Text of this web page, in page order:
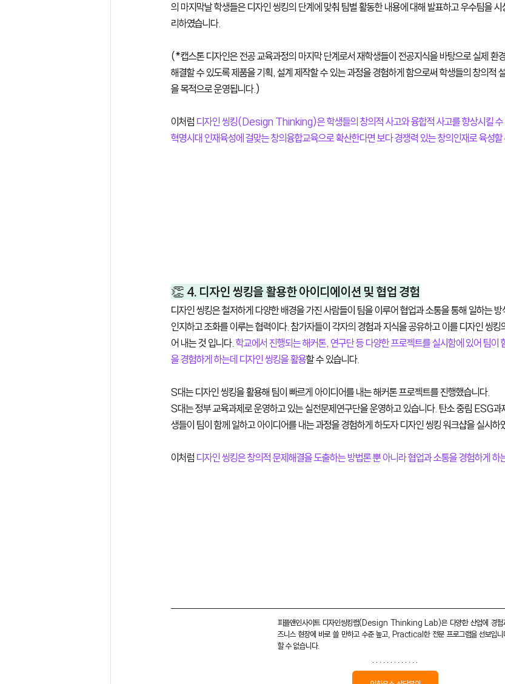
의 마지막날 학생들은 디자인 씽킹의 단계에 맞춰 팀별 활동한 내용에 대해 발표하고 우수팀을
리하였습니다.
(*캡스톤 디자인은 전공 교육과정의 마지막 단계로서 재학생들이 전공지식을 바탕으로 실제 환
해결할 수 있도록 제품을 기획, 설계 제작할 수 있는 과정을 경험하게 함으로써 학생들의 창의적
을 목적으로 운영됩니다.)
이처럼 디자인 씽킹(Design Thinking)은 학생들의 창의적 사고와 융합적 사고를 향상시킬 수
혁명시대 인재육성에 걸맞는 창의융합교육으로 확산한다면 보다 경쟁력 있는 창의인재로 육성할
👏 4. 디자인 씽킹을 활용한 아이디에이션 및 협업 경험
디자인 씽킹은 철저하게 다양한 배경을 가진 사람들이 팀을 이루어 협업과 소통을 통해 일하는
인지하고 조화를 이루는 협력이다. 참가자들이 각자의 경험과 지식을 공유하고 이를 디자인 씽
어 내는 것 입니다. 학교에서 진행되는 해커톤, 연구단 등 다양한 프로젝트를 실시함에 있어 팀이
을 경험하게 하는데 디자인 씽킹을 활용할 수 있습니다.
S대는 디자인 씽킹을 활용해 팀이 빠르게 아이디어를 내는 해커톤 프로젝트를 진행했습니다.
S대는 정부 교육과제로 운영하고 있는 실전문제연구단을 운영하고 있습니다. 탄소 중림 ESG
생들이 팀이 함께 일하고 아이디어를 내는 과정을 경험하게 하도자 디자인 씽킹 워크샵을 실시하
이처럼 디자인 씽킹은 창의적 문제해결을 도출하는 방법론 뿐 아니라 협업과 소통을 경험하게 하
피플앤인사이트 디자인씽킹랩(Design Thinking Lab)은 다양한 산업에 경험
즈니스 현장에 바로 쓸 만하고 수준 높고, Practical한 전문 프로그램을 선보입니
할 수 없습니다.